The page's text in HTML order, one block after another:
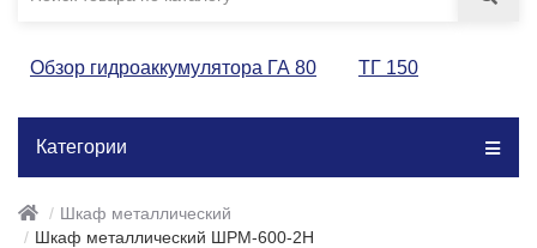
Обзор гидроаккумулятора ГА 80 ТГ 150
Категории
Шкаф металлический
Шкаф металлический ШРМ-600-2Н